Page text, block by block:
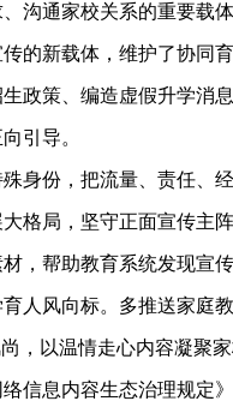
通家校关系的重要载
的新载体，维护了协同
政策、编造虚假升学消
引导。
份，把流量、责任、
格局，坚守正面宣传主
，帮助教育系统发现宣
人风向标。多推送家庭
，以温情走心内容凝聚
信息内容生态治理规定